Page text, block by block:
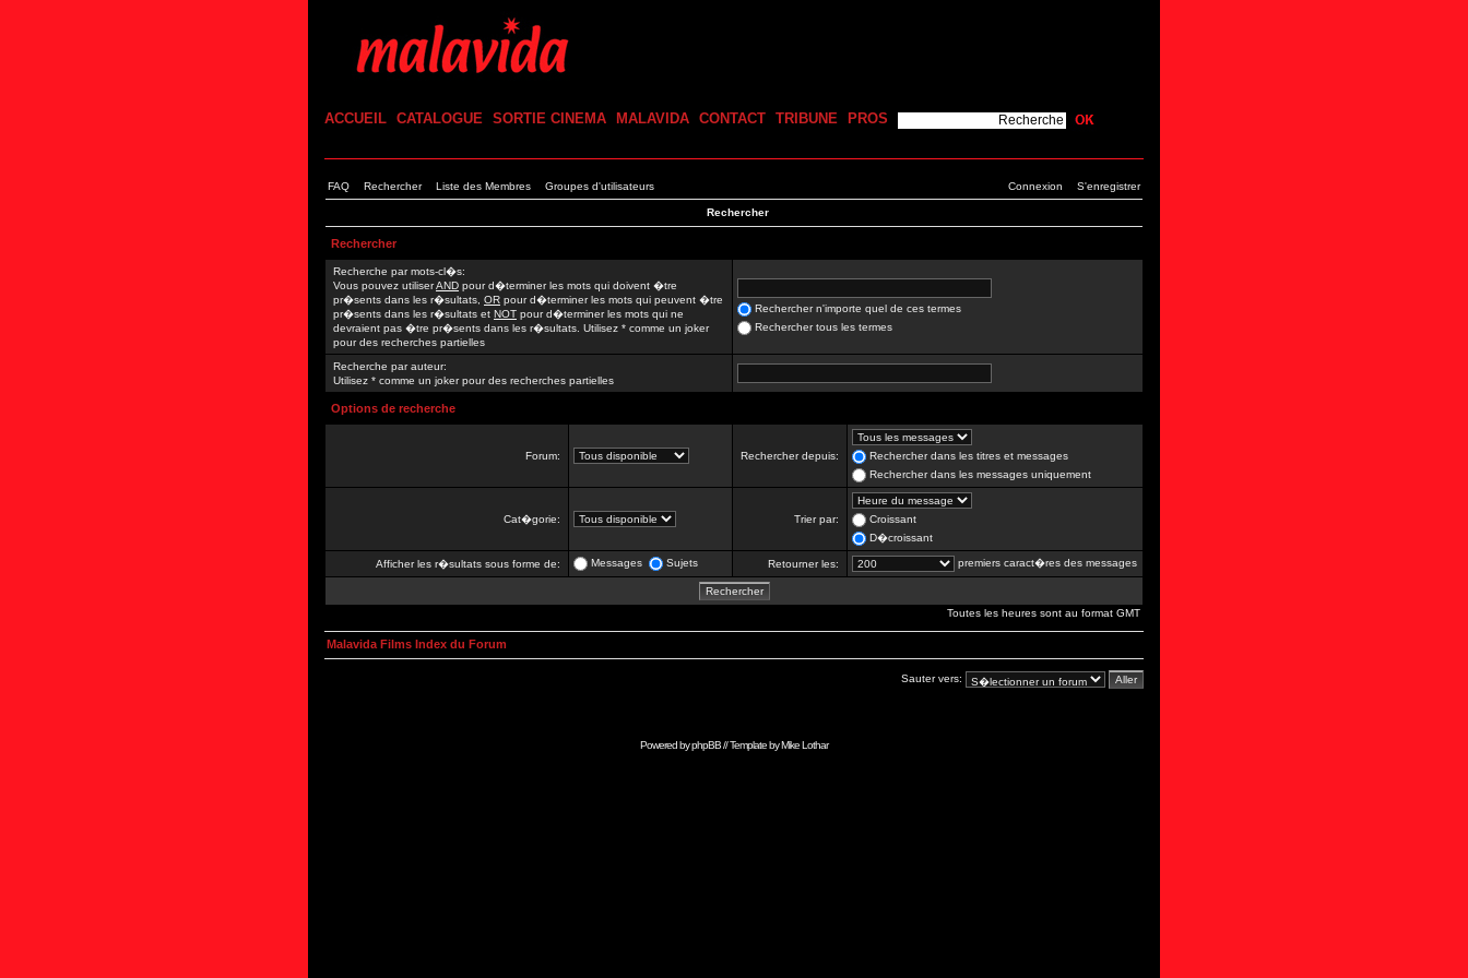
ACCUEIL CATALOGUE SORTIE CINEMA MALAVIDA CONTACT TRIBUNE PROS
FAQ Rechercher Liste des Membres Groupes d'utilisateurs Connexion S'enregistrer
Rechercher
Rechercher
Recherche par mots-cl�s:
Vous pouvez utiliserAND pour d�terminer les mots qui doivent �tre
pr�sents dans les r�sultats, OR pour d�terminer les mots qui peuvent �tre
pr�sents dans les r�sultats et NOT pour d�terminer les mots qui ne
devraient pas �tre pr�sents dans les r�sultats. Utilisez * comme un joker
pour des recherches partielles
Rechercher n'importe quel de ces termes
Rechercher tous les termes
Recherche par auteur:
Utilisez * comme un joker pour des recherches partielles
Options de recherche
Forum: Rechercher depuis:
Rechercher dans les titres et messages
Rechercher dans les messages uniquement
Cat�gorie: Trier par:
Croissant
D�croissant
Afficher les r�sultats sous forme de: Messages Sujets Retourner les: premiers caract�res des messages
Toutes les heures sont au format GMT
Malavida Films Index du Forum
Sauter vers:
Powered byphpBB// Template byMike Lothar